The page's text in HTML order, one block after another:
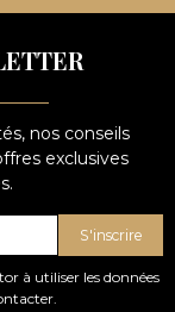
nos conseils
exclusives
S'inscrire
à utiliser les données